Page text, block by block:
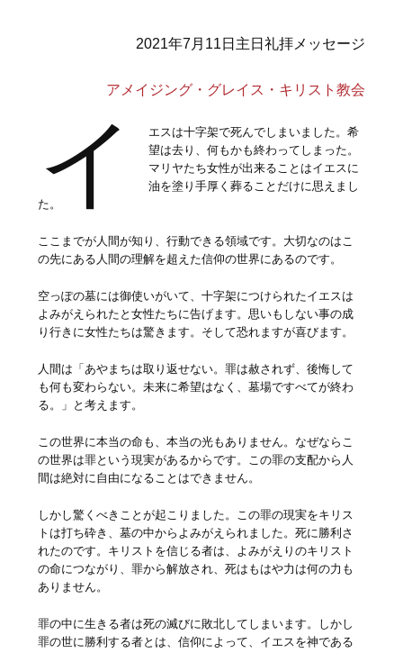
2021年7月11日主日礼拝メッセージ
アメイジング・グレイス・キリスト教会
イ
エスは十字架で死んでしまいました。希
望は去り、何もかも終わってしまった。
マリヤたち女性が出来ることはイエスに
油を塗り手厚く葬ることだけに思えまし
た。
ここまでが人間が知り、行動できる領域です。大切なのはこ
の先にある人間の理解を超えた信仰の世界にあるのです。
空っぽの墓には御使いがいて、十字架につけられたイエスは
よみがえられたと女性たちに告げます。思いもしない事の成
り行きに女性たちは驚きます。そして恐れますが喜びます。
人間は「あやまちは取り返せない。罪は赦されず、後悔して
も何も変わらない。未来に希望はなく、墓場ですべてが終わ
る。」と考えます。
この世界に本当の命も、本当の光もありません。なぜならこ
の世界は罪という現実があるからです。この罪の支配から人
間は絶対に自由になることはできません。
しかし驚くべきことが起こりました。この罪の現実をキリス
トは打ち砕き、墓の中からよみがえられました。死に勝利さ
れたのです。キリストを信じる者は、よみがえりのキリスト
の命につながり、罪から解放され、死はもはや力は何の力も
ありません。
罪の中に生きる者は死の滅びに敗北してしまいます。しかし
罪の世に勝利する者とは、信仰によって、イエスを神である